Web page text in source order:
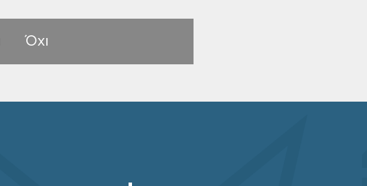
Όχι